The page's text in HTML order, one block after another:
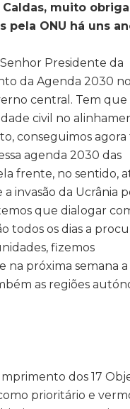
muito
ONU há uns
Presidente da
da Agenda 2030 no
central. Tem que
civil no
conseguimos agora
agenda 2030 das
frente, no sentido,
invasão da Ucrânia
que dialogar
todos os dias a
fizemos
na próxima semana a
as regiões
dos 17
prioritário e